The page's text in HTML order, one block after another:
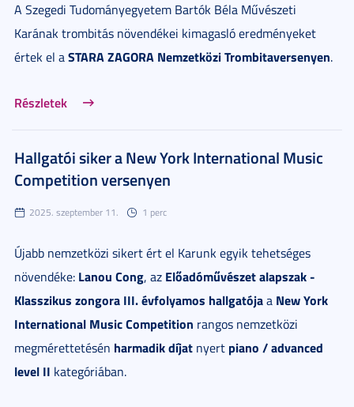
A Szegedi Tudományegyetem Bartók Béla Művészeti
Karának trombitás növendékei kimagasló eredményeket
értek el aSTARA ZAGORA Nemzetközi Trombitaversenyen.
Részletek
Hallgatói siker a New York International Music
Competition versenyen
2025. szeptember 11. 1 perc
Újabb nemzetközi sikert ért el Karunk egyik tehetséges
növendéke: Lanou Cong, az Előadóművészet alapszak -
Klasszikus zongora III. évfolyamos hallgatójaa New York
International Music Competition rangos nemzetközi
megmérettetésén harmadik díjat nyert piano / advanced
level II kategóriában.